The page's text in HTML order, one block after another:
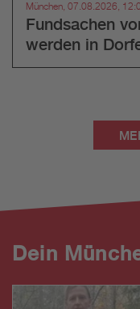
München, 07.08.2026,
Fundsachen
werden in
Dein